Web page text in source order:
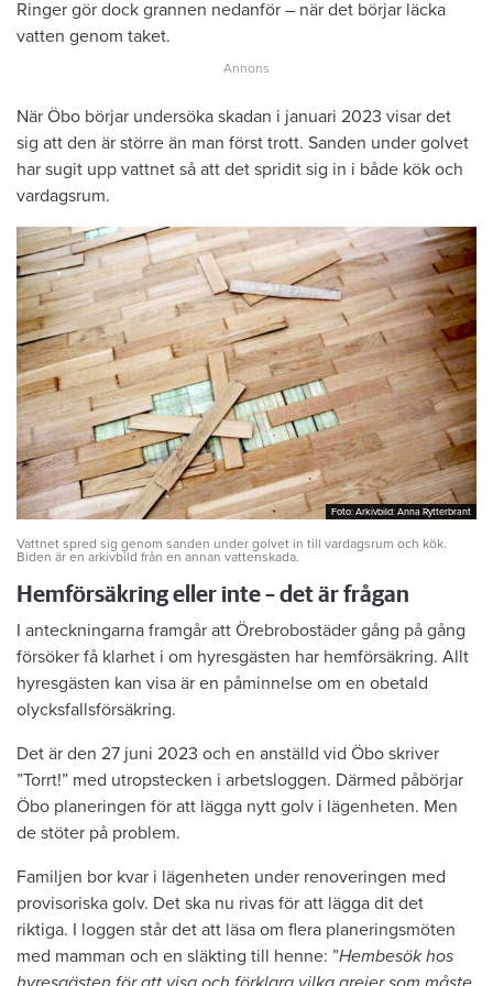
Ringer gör dock grannen nedanför – när det börjar läcka
vatten genom taket.
När Öbo börjar undersöka skadan i januari 2023 visar det
sig att den är större än man först trott. Sanden under golvet
har sugit upp vattnet så att det spridit sig in i både kök och
vardagsrum.
Foto: Arkivbild: Anna Rytterbrant
Foto: Arkivbild: Anna Rytterbrant
Vattnet spred sig genom sanden under golvet in till vardagsrum och kök.
Biden är en arkivbild från en annan vattenskada.
Hemförsäkring eller inte – det är frågan
I anteckningarna framgår att Örebrobostäder gång på gång
försöker få klarhet i om hyresgästen har hemförsäkring. Allt
hyresgästen kan visa är en påminnelse om en obetald
olycksfallsförsäkring.
Det är den 27 juni 2023 och en anställd vid Öbo skriver
”Torrt!” med utropstecken i arbetsloggen. Därmed påbörjar
Öbo planeringen för att lägga nytt golv i lägenheten. Men
de stöter på problem.
Familjen bor kvar i lägenheten under renoveringen med
provisoriska golv. Det ska nu rivas för att lägga dit det
riktiga. I loggen står det att läsa om flera planeringsmöten
med mamman och en släkting till henne: ”Hembesök hos